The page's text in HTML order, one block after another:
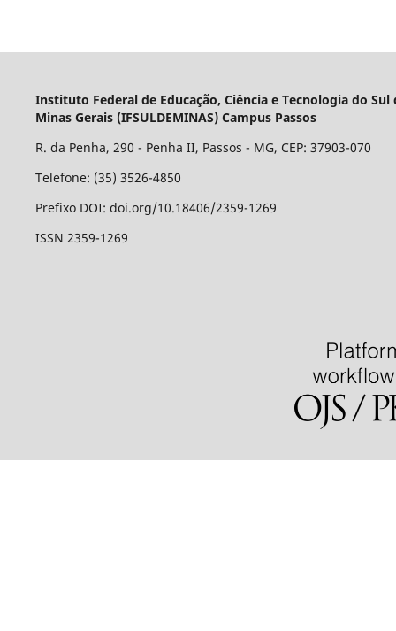
Instituto Federal de Educação, Ciência e Tecnologia do Sul
Minas Gerais (IFSULDEMINAS) Campus Passos
R. da Penha, 290 - Penha II, Passos - MG, CEP: 37903-070
Telefone: (35) 3526-4850
Prefixo DOI: doi.org/10.18406/2359-1269
ISSN 2359-1269